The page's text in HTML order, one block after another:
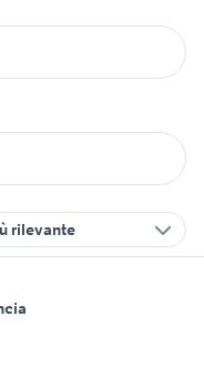
rilevante